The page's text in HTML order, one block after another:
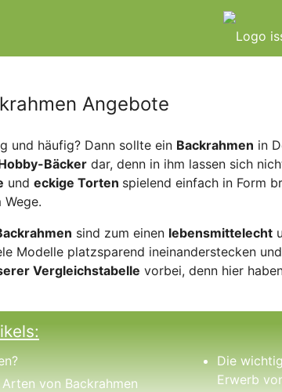
Angebote
und häufig? Dann sollte ein Backrahmen in
Bäcker dar, denn in ihm lassen sich
und eckige Torten spielend einfach in Form
sind zum einen lebensmittelecht
Modelle platzsparend ineinanderstecken
Vergleichstabelle vorbei, denn hier
von Backrahmen
Die
Erwerb